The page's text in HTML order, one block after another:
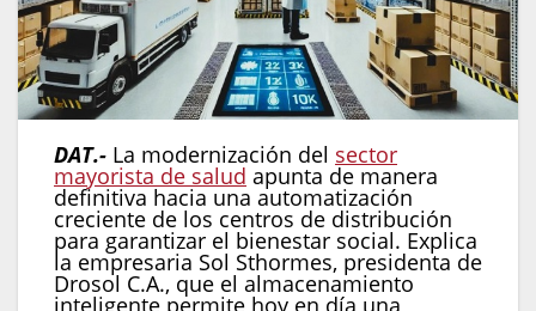
DAT.- La modernización del sector
mayorista de salud apunta de manera
definitiva hacia una automatización
creciente de los centros de distribución
para garantizar el bienestar social. Explica
la empresaria Sol Sthormes, presidenta de
Drosol C.A., que el almacenamiento
inteligente permite hoy en día una